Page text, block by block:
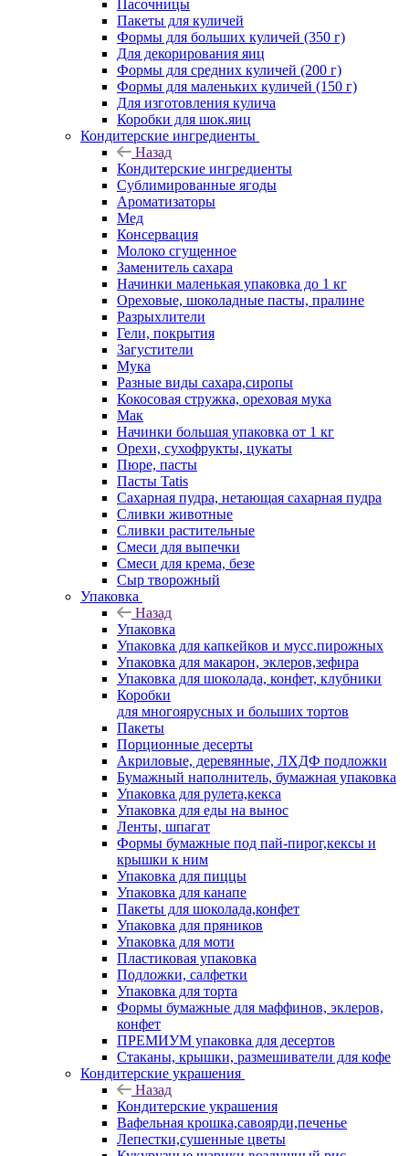
Пасочницы
Пакеты для куличей
Формы для больших куличей (350 г)
Для декорирования яиц
Формы для средних куличей (200 г)
Формы для маленьких куличей (150 г)
Для изготовления кулича
Коробки для шок.яиц
Кондитерские ингредиенты
Назад
Кондитерские ингредиенты
Сублимированные ягоды
Ароматизаторы
Мед
Консервация
Молоко сгущенное
Заменитель сахара
Начинки маленькая упаковка до 1 кг
Ореховые, шоколадные пасты, пралине
Разрыхлители
Гели, покрытия
Загустители
Мука
Разные виды сахара,сиропы
Кокосовая стружка, ореховая мука
Мак
Начинки большая упаковка от 1 кг
Орехи, сухофрукты, цукаты
Пюре, пасты
Пасты Tatis
Сахарная пудра, нетающая сахарная пудра
Сливки животные
Сливки растительные
Смеси для выпечки
Смеси для крема, безе
Сыр творожный
Упаковка
Назад
Упаковка
Упаковка для капкейков и мусс.пирожных
Упаковка для макарон, эклеров,зефира
Упаковка для шоколада, конфет, клубники
Коробки
для многоярусных и больших тортов
Пакеты
Порционные десерты
Акриловые, деревянные, ЛХДФ подложки
Бумажный наполнитель, бумажная упаковка
Упаковка для рулета,кекса
Упаковка для еды на вынос
Ленты, шпагат
Формы бумажные под пай-пирог,кексы и
крышки к ним
Упаковка для пиццы
Упаковка для канапе
Пакеты для шоколада,конфет
Упаковка для пряников
Упаковка для моти
Пластиковая упаковка
Подложки, салфетки
Упаковка для торта
Формы бумажные для маффинов, эклеров,
конфет
ПРЕМИУМ упаковка для десертов
Стаканы, крышки, размешиватели для кофе
Кондитерские украшения
Назад
Кондитерские украшения
Вафельная крошка,савоярди,печенье
Лепестки,сушенные цветы